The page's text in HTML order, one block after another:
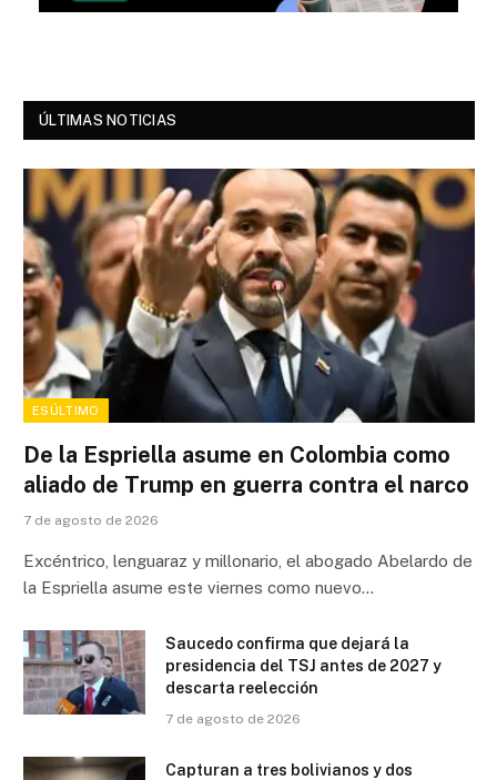
ÚLTIMAS NOTICIAS
ESÚLTIMO
De la Espriella asume en Colombia como
aliado de Trump en guerra contra el narco
7 de agosto de 2026
Excéntrico, lenguaraz y millonario, el abogado Abelardo de
la Espriella asume este viernes como nuevo…
Saucedo confirma que dejará la
presidencia del TSJ antes de 2027 y
descarta reelección
7 de agosto de 2026
Capturan a tres bolivianos y dos